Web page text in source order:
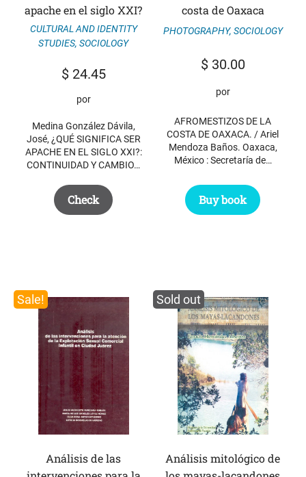
apache en el siglo XXI?
CULTURAL AND IDENTITY
STUDIES, SOCIOLOGY
$24.45
por
Medina González Dávila,
José, ¿QUÉ SIGNIFICA SER
APACHE EN EL SIGLO XXI?:
CONTINUIDAD Y CAMBIO…
Check
costa de Oaxaca
PHOTOGRAPHY, SOCIOLOGY
$30.00
por
AFROMESTIZOS DE LA
COSTA DE OAXACA. / Ariel
Mendoza Baños. Oaxaca,
México : Secretaría de…
Buy book
Sale!
Análisis de las
Sold out
Análisis mitológico de